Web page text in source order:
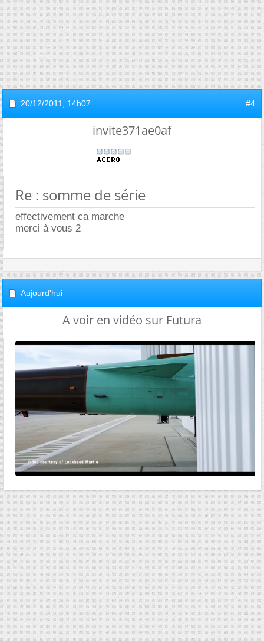
20/12/2011, 14h07 #4
invite371ae0af
Re : somme de série
effectivement ca marche
merci à vous 2
Aujourd'hui
A voir en vidéo sur Futura